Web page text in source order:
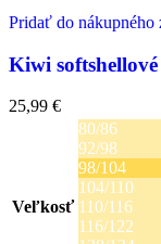
Pridať do nákupného
Kiwi
25,99 €
Veľkosť
80/86
92/98
98/104
104/110
110/116
116/122